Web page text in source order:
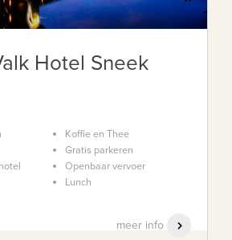
Hotel Sneek
Koffie en Thee
Gratis parkeren
Openbaar vervoer
Lunch
meer info